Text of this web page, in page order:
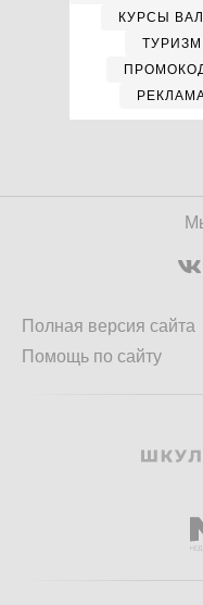
КУРСЫ
Полная версия сайта
Помощь по сайту